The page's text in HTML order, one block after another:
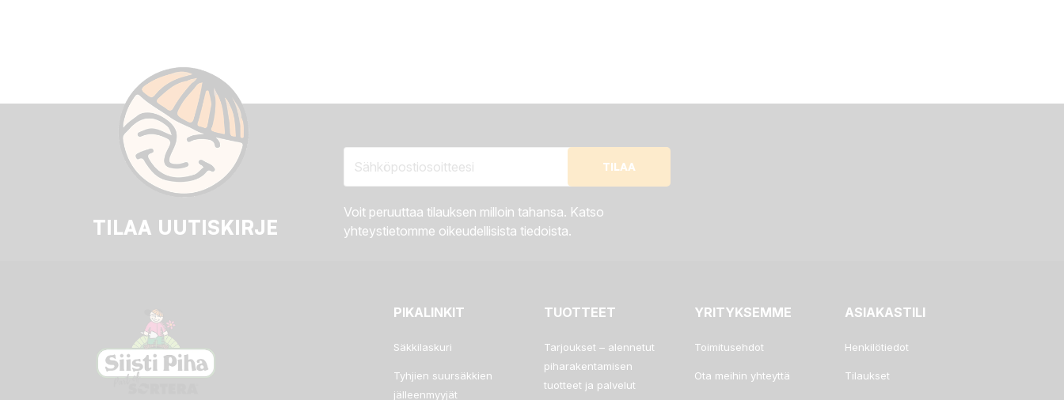
TILAA UUTISKIRJE
Voit peruuttaa tilauksen milloin tahansa. Katso
yhteystietomme oikeudellisista tiedoista.
PIKALINKIT
Säkkilaskuri
Tyhjien suursäkkien
jälleenmyyjät
TUOTTEET
Tarjoukset – alennetut
piharakentamisen
tuotteet ja palvelut
YRITYKSEMME
Toimitusehdot
Ota meihin yhteyttä
ASIAKASTILI
Henkilötiedot
Tilaukset